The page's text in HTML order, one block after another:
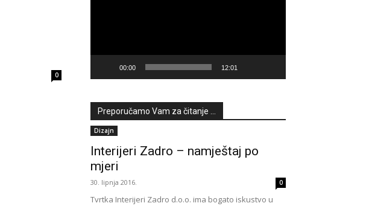
0
00:00 12:01
Preporučamo Vam za čitanje ...
Dizajn
Interijeri Zadro – namještaj po
mjeri
30. lipnja 2016. 0
Tvrtka Interijeri Zadro d.o.o. ima bogato iskustvo u